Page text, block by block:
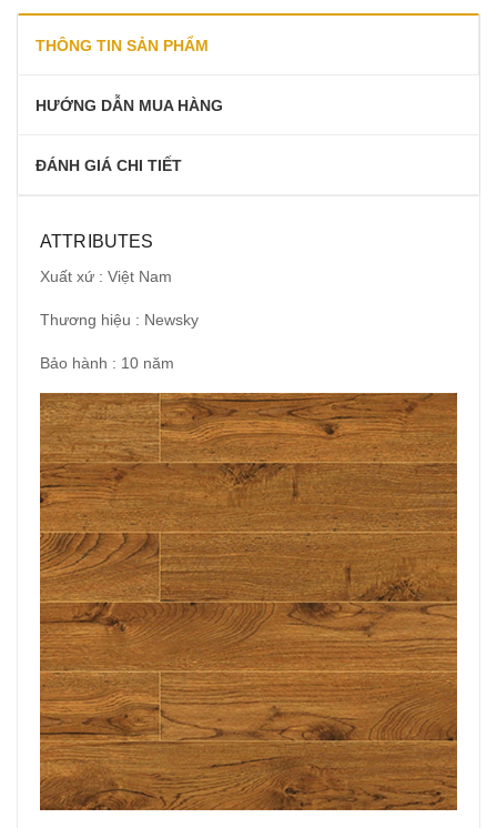
THÔNG TIN SẢN PHẨM
HƯỚNG DẪN MUA HÀNG
ĐÁNH GIÁ CHI TIẾT
ATTRIBUTES
Xuất xứ : Việt Nam
Thương hiệu : Newsky
Bảo hành : 10 năm